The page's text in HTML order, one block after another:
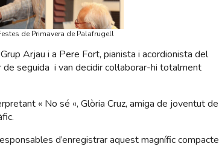
de Primavera de Palafrugell
Arjau i a Pere Fort, pianista i acordionista del
seguida i van decidir col·laborar-hi totalment
« No sé «, Glòria Cruz, amiga de joventut de
d’enregistrar aquest magnífic compacte